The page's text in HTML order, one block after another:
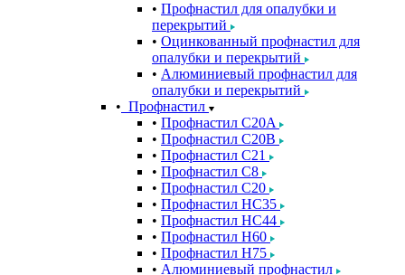
Профнастил для опалубки и
перекрытий
Оцинкованный профнастил для
опалубки и перекрытий
Алюминиевый профнастил для
опалубки и перекрытий
Профнастил
Профнастил С20A
Профнастил С20B
Профнастил С21
Профнастил С8
Профнастил С20
Профнастил НС35
Профнастил НС44
Профнастил Н60
Профнастил Н75
Алюминиевый профнастил